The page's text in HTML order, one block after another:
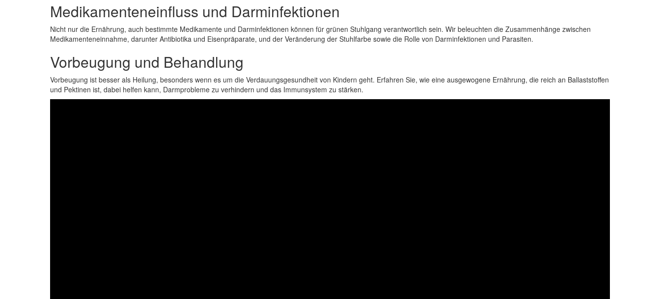
Medikamenteneinfluss und Darminfektionen
Nicht nur die Ernährung, auch bestimmte Medikamente und Darminfektionen können für grünen Stuhlgang verantwortlich sein. Wir beleuchten die Zusammenhänge zwischen
Medikamenteneinnahme, darunter Antibiotika und Eisenpräparate, und der Veränderung der Stuhlfarbe sowie die Rolle von Darminfektionen und Parasiten.
Vorbeugung und Behandlung
Vorbeugung ist besser als Heilung, besonders wenn es um die Verdauungsgesundheit von Kindern geht. Erfahren Sie, wie eine ausgewogene Ernährung, die reich an Ballaststoffen
und Pektinen ist, dabei helfen kann, Darmprobleme zu verhindern und das Immunsystem zu stärken.